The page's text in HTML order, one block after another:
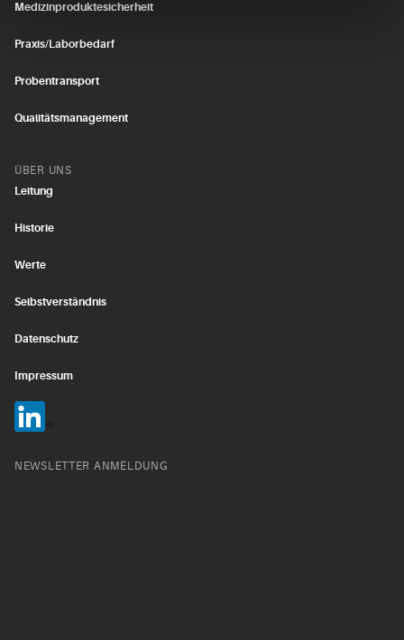
Medizinproduktesicherheit
Praxis/Laborbedarf
Probentransport
Qualitätsmanagement
ÜBER UNS
Leitung
Historie
Werte
Selbstverständnis
Datenschutz
Impressum
NEWSLETTER ANMELDUNG